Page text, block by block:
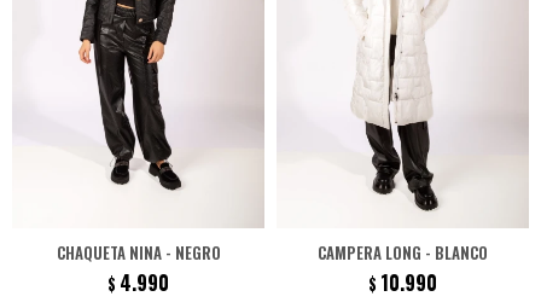
CHAQUETA NINA - NEGRO
$ 4.990
CAMPERA LONG - BLANCO
$ 10.990